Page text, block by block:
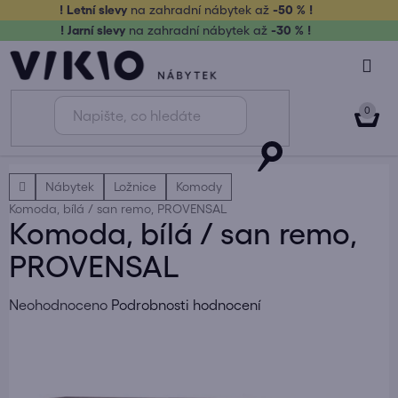
obsah
! Letní slevy na zahradní nábytek až-50 % !
! Jarní slevy na zahradní nábytek až -30 % !
DomůNábytek Ložnice
Komody
Komoda, bílá / san remo, PROVENSAL
Komoda, bílá / san remo,
PROVENSAL
Průměrné
Neohodnoceno Podrobnosti hodnocení